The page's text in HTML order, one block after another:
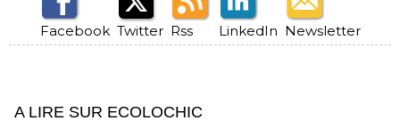
Facebook Twitter Rss LinkedIn Newsletter
A LIRE SUR ECOLOCHIC